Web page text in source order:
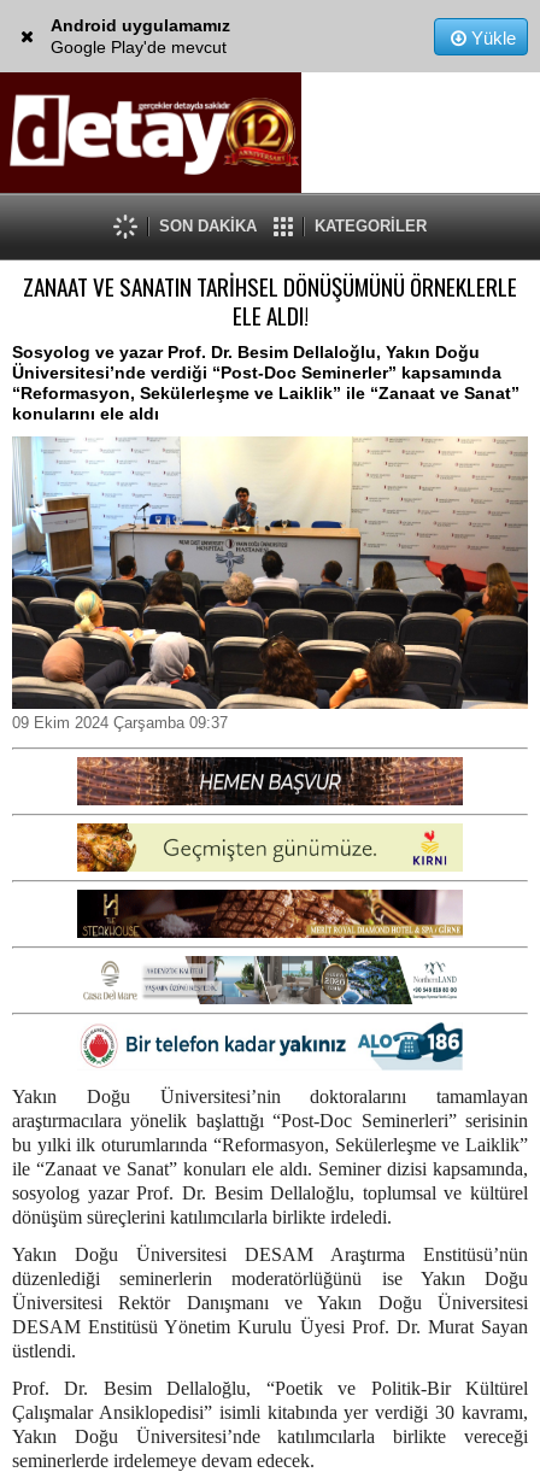
Android uygulamamız
Google Play'de mevcut
Yükle
SON DAKİKA KATEGORİLER
ZANAAT VE SANATIN TARİHSEL DÖNÜŞÜMÜNÜ ÖRNEKLERLE
ELE ALDI!
Sosyolog ve yazar Prof. Dr. Besim Dellaloğlu, Yakın Doğu
Üniversitesi’nde verdiği “Post-Doc Seminerler” kapsamında
“Reformasyon, Sekülerleşme ve Laiklik” ile “Zanaat ve Sanat”
konularını ele aldı
09 Ekim 2024 Çarşamba 09:37
Yakın Doğu Üniversitesi’nin doktoralarını tamamlayan
araştırmacılara yönelik başlattığı “Post-Doc Seminerleri” serisinin
bu yılki ilk oturumlarında “Reformasyon, Sekülerleşme ve Laiklik”
ile “Zanaat ve Sanat” konuları ele aldı. Seminer dizisi kapsamında,
sosyolog yazar Prof. Dr. Besim Dellaloğlu, toplumsal ve kültürel
dönüşüm süreçlerini katılımcılarla birlikte irdeledi.
Yakın Doğu Üniversitesi DESAM Araştırma Enstitüsü’nün
düzenlediği seminerlerin moderatörlüğünü ise Yakın Doğu
Üniversitesi Rektör Danışmanı ve Yakın Doğu Üniversitesi
DESAM Enstitüsü Yönetim Kurulu Üyesi Prof. Dr. Murat Sayan
üstlendi.
Prof. Dr. Besim Dellaloğlu, “Poetik ve Politik-Bir Kültürel
Çalışmalar Ansiklopedisi” isimli kitabında yer verdiği 30 kavramı,
Yakın Doğu Üniversitesi’nde katılımcılarla birlikte vereceği
seminerlerde irdelemeye devam edecek.